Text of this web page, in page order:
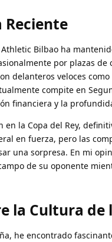
Reciente
Bilbao ha
por plazas
delanteros veloces
compite en
financiera y la
en la Copa del Rey,
en fuerza, pero las
una sorpresa. En mi
de su oponente
la Cultura de
he encontrado